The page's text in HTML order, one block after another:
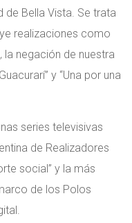
de Bella Vista. Se trata
realizaciones como
la negación de nuestra
y “Una por una
series televisivas
de Realizadores
social” y la más
de los Polos